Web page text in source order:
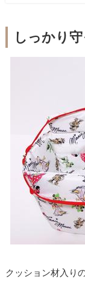
しっかり
クッション材入り